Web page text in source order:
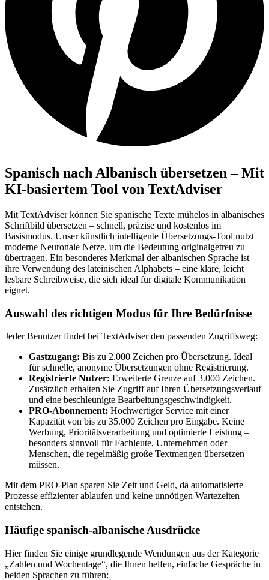
Spanisch nach Albanisch übersetzen – Mit
KI-basiertem Tool von TextAdviser
Mit TextAdviser können Sie spanische Texte mühelos in albanisches
Schriftbild übersetzen – schnell, präzise und kostenlos im
Basismodus. Unser künstlich intelligente Übersetzungs-Tool nutzt
moderne Neuronale Netze, um die Bedeutung originalgetreu zu
übertragen. Ein besonderes Merkmal der albanischen Sprache ist
ihre Verwendung des lateinischen Alphabets – eine klare, leicht
lesbare Schreibweise, die sich ideal für digitale Kommunikation
eignet.
Auswahl des richtigen Modus für Ihre Bedürfnisse
Jeder Benutzer findet bei TextAdviser den passenden Zugriffsweg:
Gastzugang: Bis zu 2.000 Zeichen pro Übersetzung. Ideal
für schnelle, anonyme Übersetzungen ohne Registrierung.
Registrierte Nutzer: Erweiterte Grenze auf 3.000 Zeichen.
Zusätzlich erhalten Sie Zugriff auf Ihren Übersetzungsverlauf
und eine beschleunigte Bearbeitungsgeschwindigkeit.
PRO-Abonnement: Hochwertiger Service mit einer
Kapazität von bis zu 35.000 Zeichen pro Eingabe. Keine
Werbung, Prioritätsverarbeitung und optimierte Leistung –
besonders sinnvoll für Fachleute, Unternehmen oder
Menschen, die regelmäßig große Textmengen übersetzen
müssen.
Mit dem PRO-Plan sparen Sie Zeit und Geld, da automatisierte
Prozesse effizienter ablaufen und keine unnötigen Wartezeiten
entstehen.
Häufige spanisch-albanische Ausdrücke
Hier finden Sie einige grundlegende Wendungen aus der Kategorie
„Zahlen und Wochentage“, die Ihnen helfen, einfache Gespräche in
beiden Sprachen zu führen: